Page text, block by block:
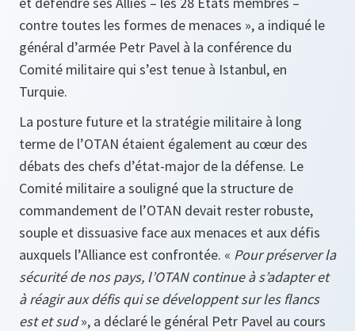
contre toutes les formes de menaces », a indiqué le
général d’armée Petr Pavel à la conférence du
Comité militaire qui s’est tenue à Istanbul, en
Turquie.
La posture future et la stratégie militaire à long
terme de l’OTAN étaient également au cœur des
débats des chefs d’état-major de la défense. Le
Comité militaire a souligné que la structure de
commandement de l’OTAN devait rester robuste,
souple et dissuasive face aux menaces et aux défis
auxquels l’Alliance est confrontée. « Pour préserver la
sécurité de nos pays, l’OTAN continue à s’adapter et
à réagir aux défis qui se développent sur les flancs
est et sud», a déclaré le général Petr Pavel au cours